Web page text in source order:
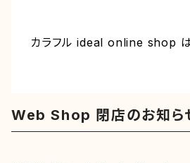
カラフル ideal online shop は
Web Shop 閉店のお知ら